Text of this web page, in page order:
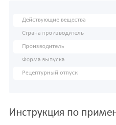
Действующие вещества
Страна производитель
Производитель
Форма выпуска
Рецептурный отпуск
Инструкция по